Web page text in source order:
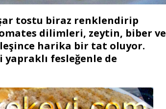
tostu biraz renklendirip
dilimleri, zeytin, biber ve
harika bir tat oluyor.
fesleğenle de